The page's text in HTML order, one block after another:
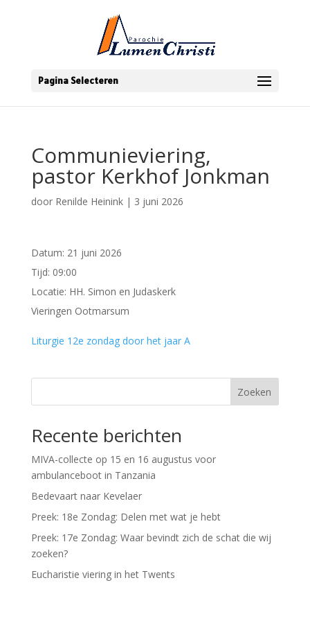
Pagina Selecteren
Communieviering,
pastor Kerkhof Jonkman
door Renilde Heinink| 3 juni 2026
Datum: 21 juni 2026
Tijd: 09:00
Locatie: HH. Simon en Judaskerk
Vieringen Ootmarsum
Liturgie 12e zondag door het jaar A
Zoeken
Recente berichten
MIVA-collecte op 15 en 16 augustus voor
ambulanceboot in Tanzania
Bedevaart naar Kevelaer
Preek: 18e Zondag: Delen met wat je hebt
Preek: 17e Zondag: Waar bevindt zich de schat die wij
zoeken?
Eucharistie viering in het Twents